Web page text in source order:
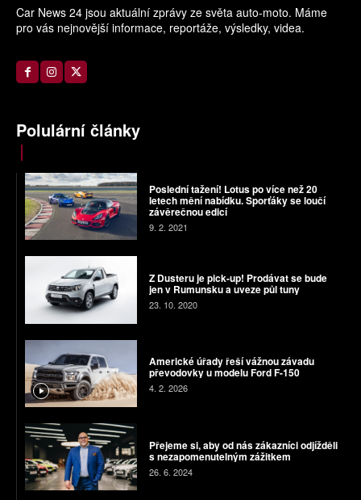
Car News 24 jsou aktuální zprávy ze světa auto-moto. Máme
pro vás nejnovější informace, reportáže, výsledky, videa.
Polulární články
Poslední tažení! Lotus po více než 20
letech mění nabídku. Sporťáky se loučí
závěrečnou edicí
9. 2. 2021
Z Dusteru je pick-up! Prodávat se bude
jen v Rumunsku a uveze půl tuny
23. 10. 2020
Americké úřady řeší vážnou závadu
převodovky u modelu Ford F-150
4. 2. 2026
Přejeme si, aby od nás zákazníci odjížděli
s nezapomenutelným zážitkem
26. 6. 2024